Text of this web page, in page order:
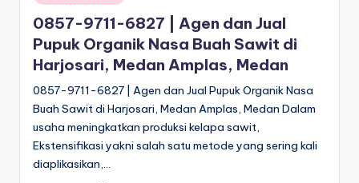
in
0857-9711-6827 | Agen dan Jual
Pupuk Organik Nasa Buah Sawit di
Harjosari, Medan Amplas, Medan
0857-9711-6827 | Agen dan Jual Pupuk Organik Nasa
Buah Sawit di Harjosari, Medan Amplas, Medan Dalam
usaha meningkatkan produksi kelapa sawit,
Ekstensifikasi yakni salah satu metode yang sering kali
diaplikasikan,…